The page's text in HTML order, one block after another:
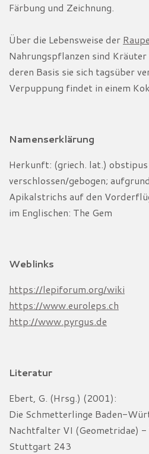
Färbung und Zeichnung.
Über die Lebensweise der
Nahrungspflanzen sind
deren Basis sie sich tagsüber
Verpuppung findet in einem
Namenserklärung
Herkunft: (griech. lat.) obstipus
verschlossen/gebogen;
Apikalstrichs auf den
im Englischen: The Gem
Weblinks
https://lepiforum.org/wiki
https://www.euroleps.ch
http://www.pyrgus.de
Literatur
Ebert, G. (Hrsg.) (2001):
Die Schmetterlinge Baden-
Nachtfalter VI (Geometridae) -
Stuttgart 243